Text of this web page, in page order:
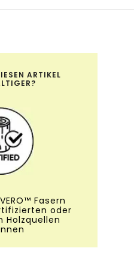
ARTIKEL
Fasern
oder
Holzquellen